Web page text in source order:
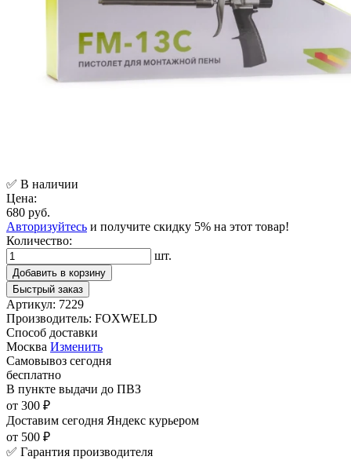
✅ В наличии
Цена:
680 руб.
Авторизуйтесь и получите скидку 5% на этот товар!
Количество:
шт.
Добавить в корзину
Быстрый заказ
Артикул: 7229
Производитель: FOXWELD
Способ доставки
Москва Изменить
Самовывоз сегодня
бесплатно
В пункте выдачи до ПВЗ
от 300 ₽
Доставим сегодня Яндекс курьером
от 500 ₽
✅ Гарантия производителя